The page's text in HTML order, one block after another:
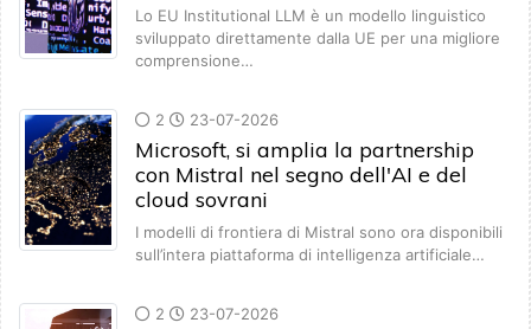
Lo EU Institutional LLM è un modello linguistico
sviluppato direttamente dalla UE per una migliore
comprensione…
2 23-07-2026
Microsoft, si amplia la partnership
con Mistral nel segno dell'AI e del
cloud sovrani
I modelli di frontiera di Mistral sono ora disponibili
sull’intera piattaforma di intelligenza artificiale…
2 23-07-2026